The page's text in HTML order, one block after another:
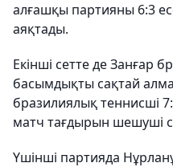
алғашқы партияны 6:3
аяқтады.
Екінші сетте де Занғар
басымдықты сақтай
бразилиялық теннисші
матч тағдырын шешуші
Үшінші партияда